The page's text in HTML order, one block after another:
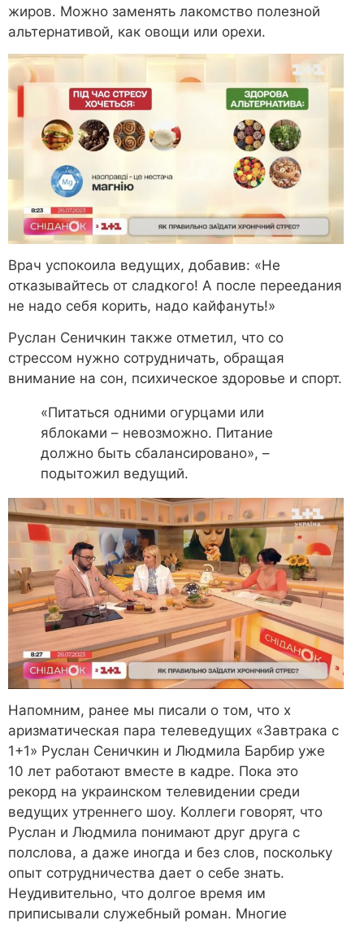
жиров. Можно заменять лакомство полезной
альтернативой, как овощи или орехи.
Врач успокоила ведущих, добавив: «Не
отказывайтесь от сладкого! А после переедания
не надо себя корить, надо кайфануть!»
Руслан Сеничкин также отметил, что со
стрессом нужно сотрудничать, обращая
внимание на сон, психическое здоровье и спорт.
«Питаться одними огурцами или
яблоками – невозможно. Питание
должно быть сбалансировано», –
подытожил ведущий.
Напомним, ранее мы писали о том, что х
аризматическая пара телеведущих «Завтрака с
1+1» Руслан Сеничкин и Людмила Барбир уже
10 лет работают вместе в кадре. Пока это
рекорд на украинском телевидении среди
ведущих утреннего шоу. Коллеги говорят, что
Руслан и Людмила понимают друг друга с
полслова, а даже иногда и без слов, поскольку
опыт сотрудничества дает о себе знать.
Неудивительно, что долгое время им
приписывали служебный роман. Многие